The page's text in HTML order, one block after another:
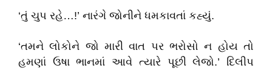
‘તું ચુપ રહે…!’ નારંગે જોનીને ધમકાવતાં કહ્યું.
‘તમને લોકોને જો મારી વાત પર ભરોસો ન હોય તો
હમણાં ઉષા ભાનમાં આવે ત્યારે પૂછી લેજો.’ દિલીપ